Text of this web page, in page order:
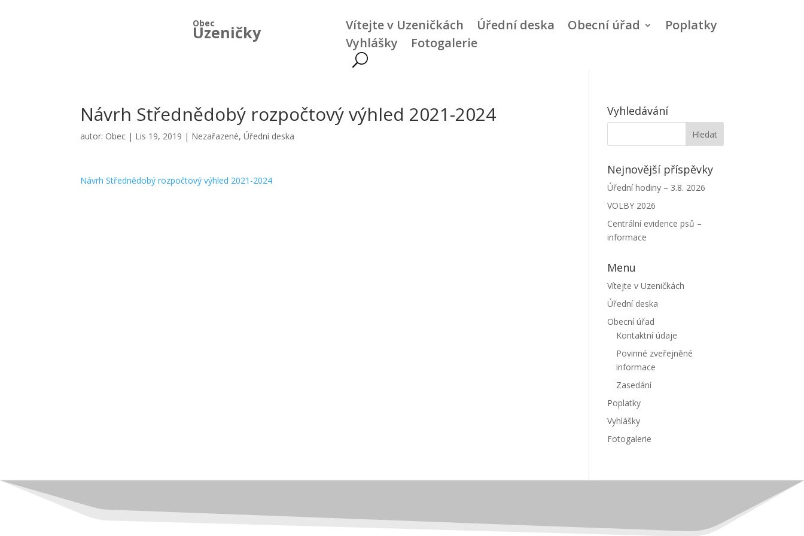
Obec
Uzeničky Vítejte v Uzeničkách Úřední deska Obecní úřad
Poplatky
Vyhlášky
Fotogalerie
Návrh Střednědobý rozpočtový výhled 2021-2024
autor: Obec | Lis 19, 2019 | Nezařazené,Úřední deska
Návrh Střednědobý rozpočtový výhled 2021-2024
Vyhledávání
Nejnovější příspěvky
Úřední hodiny – 3.8. 2026
VOLBY 2026
Centrální evidence psů –
informace
Menu
Vítejte v Uzeničkách
Úřední deska
Obecní úřad
Kontaktní údaje
Povinné zveřejněné
informace
Zasedání
Poplatky
Vyhlášky
Fotogalerie